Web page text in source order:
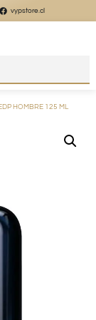
HOMBRE 125 ML